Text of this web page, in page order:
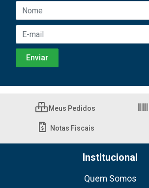
Meus Pedidos
Notas Fiscais
Institucional
Quem Somos